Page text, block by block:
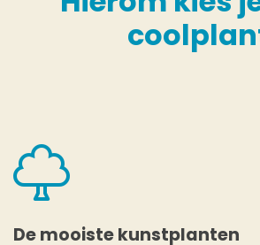
De mooiste kunstplanten